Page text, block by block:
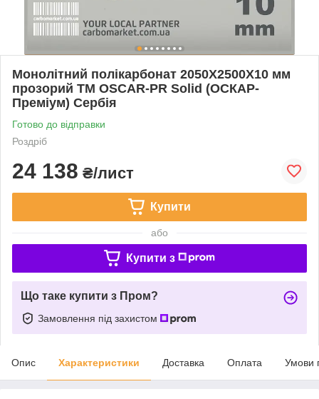
Монолітний полікарбонат 2050Х2500Х10 мм
прозорий TM OSCAR-PR Solid (ОСКАР-
Преміум) Сербія
Готово до відправки
Роздріб
24 138 ₴/лист
Купити
або
Купити з
Що таке купити з Пром?
Замовлення під захистом
Опис Характеристики Доставка Оплата Умови